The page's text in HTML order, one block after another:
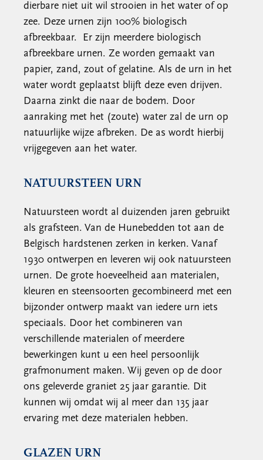
dierbare niet uit wil strooien in het water of op
zee. Deze urnen zijn 100% biologisch
afbreekbaar. Er zijn meerdere biologisch
afbreekbare urnen. Ze worden gemaakt van
papier, zand, zout of gelatine. Als de urn in het
water wordt geplaatst blijft deze even drijven.
Daarna zinkt die naar de bodem. Door
aanraking met het (zoute) water zal de urn op
natuurlijke wijze afbreken. De as wordt hierbij
vrijgegeven aan het water.
NATUURSTEEN URN
Natuursteen wordt al duizenden jaren gebruikt
als grafsteen. Van de Hunebedden tot aan de
Belgisch hardstenen zerken in kerken. Vanaf
1930 ontwerpen en leveren wij ook natuursteen
urnen. De grote hoeveelheid aan materialen,
kleuren en steensoorten gecombineerd met een
bijzonder ontwerp maakt van iedere urn iets
speciaals. Door het combineren van
verschillende materialen of meerdere
bewerkingen kunt u een heel persoonlijk
grafmonument maken. Wij geven op de door
ons geleverde graniet 25 jaar garantie. Dit
kunnen wij omdat wij al meer dan 135 jaar
ervaring met deze materialen hebben.
GLAZEN URN